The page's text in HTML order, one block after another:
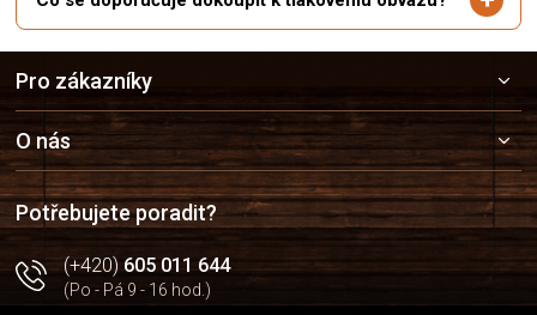
a
t
í
Pro zákazníky
O nás
Potřebujete poradit?
(+420)605 011 644
(Po - Pá 9 - 16 hod.)